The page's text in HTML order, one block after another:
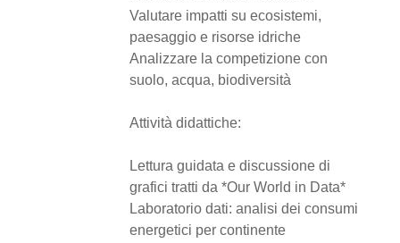
Valutare impatti su ecosistemi,
paesaggio e risorse idriche
Analizzare la competizione con
suolo, acqua, biodiversità
Attività didattiche:
Lettura guidata e discussione di
grafici tratti da *Our World in Data*
Laboratorio dati: analisi dei consumi
energetici per continente